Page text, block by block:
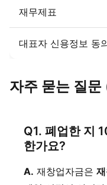
재무제표
대표자 신용정보 동
자주 묻는 질문
Q1. 폐업한 지
한가요?
A. 재창업자금은